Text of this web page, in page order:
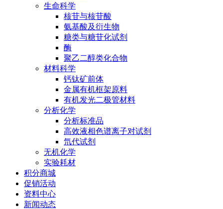
生命科学
核苷与核苷酸
氨基酸及衍生物
糖类与糖苷化试剂
酶
聚乙二醇类化合物
材料科学
钙钛矿前体
金属有机框架原料
有机发光二极管材料
分析化学
分析标准品
高效液相色谱离子对试剂
氘代试剂
无机化学
实验耗材
积分商城
促销活动
资料中心
新闻动态